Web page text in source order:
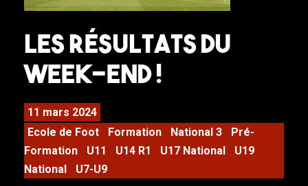
Les résultats du
week-end !
11 mars 2024
Ecole de Foot
Formation National 3
Pré-
Formation
U11 U14 R1 U17 National
U19
National
U7-U9